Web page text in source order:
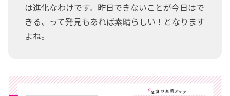
は進化なわけです。昨日できないことが今日はで
きる、って発見もあれば素晴らしい！となります
よね。